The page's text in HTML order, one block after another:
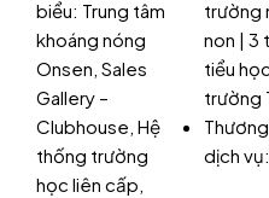
biểu: Trung tâm
khoáng nóng
Onsen, Sales
Gallery –
Clubhouse, Hệ
thống trường
học liên cấp,
trường
non | 3
tiểu
trường
dịch